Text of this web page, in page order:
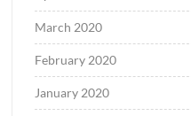
March 2020
February 2020
January 2020